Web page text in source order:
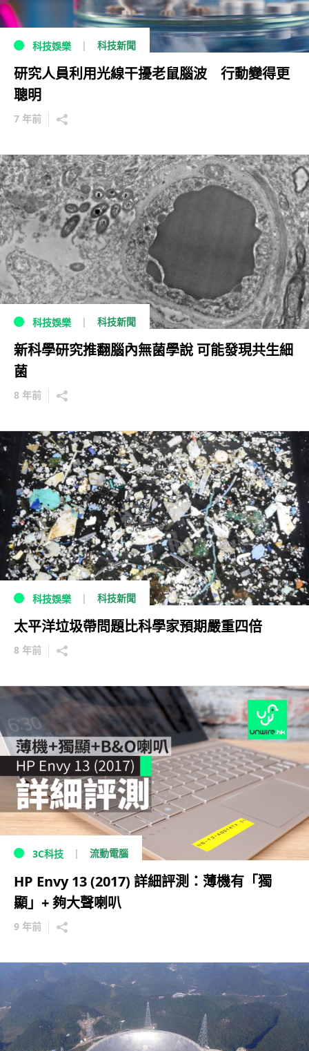
科技娛樂 科技新聞
研究人員利用光線干擾老鼠腦波 行動變得更
聰明
7 年前
科技娛樂 科技新聞
新科學研究推翻腦內無菌學說 可能發現共生細
菌
8 年前
科技娛樂 科技新聞
太平洋垃圾帶問題比科學家預期嚴重四倍
8 年前
3C科技 流動電腦
HP Envy 13 (2017) 詳細評測：薄機有「獨
顯」+ 夠大聲喇叭
9 年前